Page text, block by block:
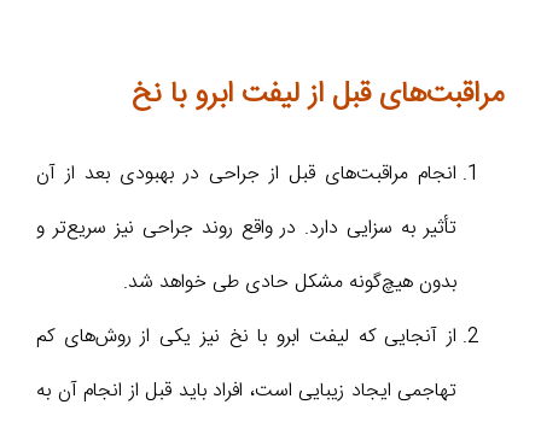
مراقبت‌های قبل از لیفت ابرو با نخ
انجام مراقبت‌های قبل از جراحی در بهبودی بعد از آن
تأثیر به سزایی دارد. در واقع روند جراحی نیز سریع‌تر و
بدون هیچ‌گونه مشکل حادی طی خواهد شد.
از آنجایی که لیفت ابرو با نخ نیز یکی از روش‌های کم
تهاجمی ایجاد زیبایی است، افراد باید قبل از انجام آن به